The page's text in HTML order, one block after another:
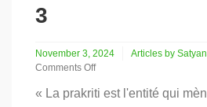
3
November 3, 2024
Articles by
Comments Off
L’ontologie
« La prakriti est l'entité qui